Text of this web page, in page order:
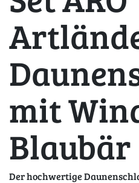
mit
Blaubär
Der hochwertige